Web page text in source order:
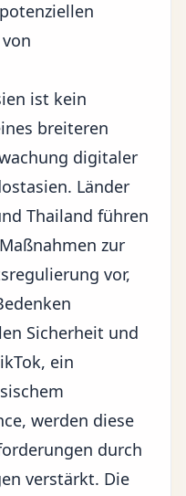
ist kein
breiteren
digitaler
Länder
Thailand führen
zur
vor,
Sicherheit und
ein
werden diese
durch
verstärkt. Die